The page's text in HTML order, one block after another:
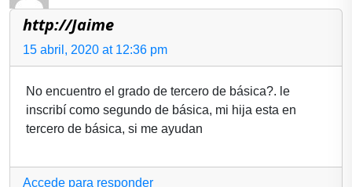
http://Jaime
15 abril, 2020 at 12:36 pm
No encuentro el grado de tercero de básica?. le
inscribí como segundo de básica, mi hija esta en
tercero de básica, si me ayudan
Accede para responder